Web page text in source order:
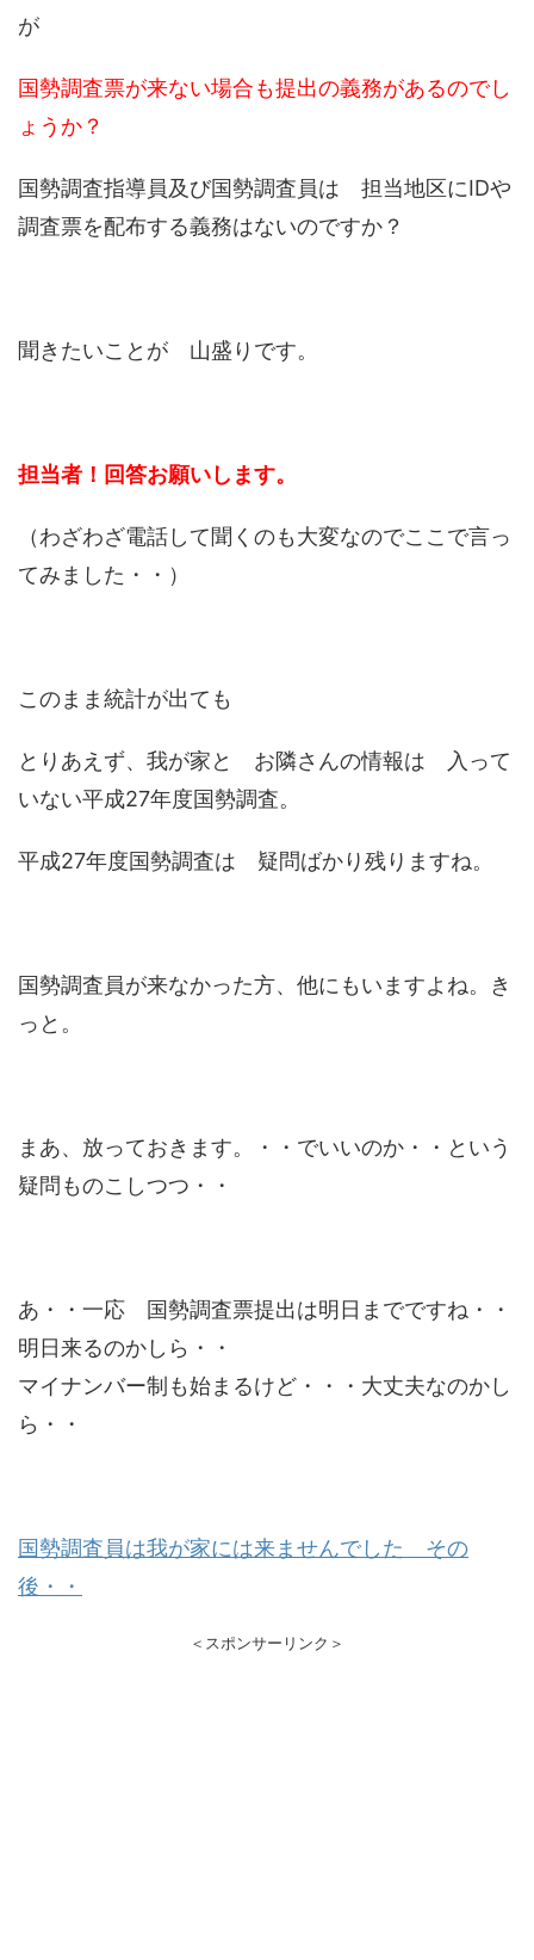
が
国勢調査票が来ない場合も提出の義務があるのでし
ょうか？
国勢調査指導員及び国勢調査員は 担当地区にIDや
調査票を配布する義務はないのですか？
聞きたいことが 山盛りです。
担当者！回答お願いします。
（わざわざ電話して聞くのも大変なのでここで言っ
てみました・・）
このまま統計が出ても
とりあえず、我が家と お隣さんの情報は 入って
いない平成27年度国勢調査。
平成27年度国勢調査は 疑問ばかり残りますね。
国勢調査員が来なかった方、他にもいますよね。き
っと。
まあ、放っておきます。・・でいいのか・・という
疑問ものこしつつ・・
あ・・一応 国勢調査票提出は明日までですね・・
明日来るのかしら・・
マイナンバー制も始まるけど・・・大丈夫なのかし
ら・・
国勢調査員は我が家には来ませんでした その
後・・
＜スポンサーリンク＞